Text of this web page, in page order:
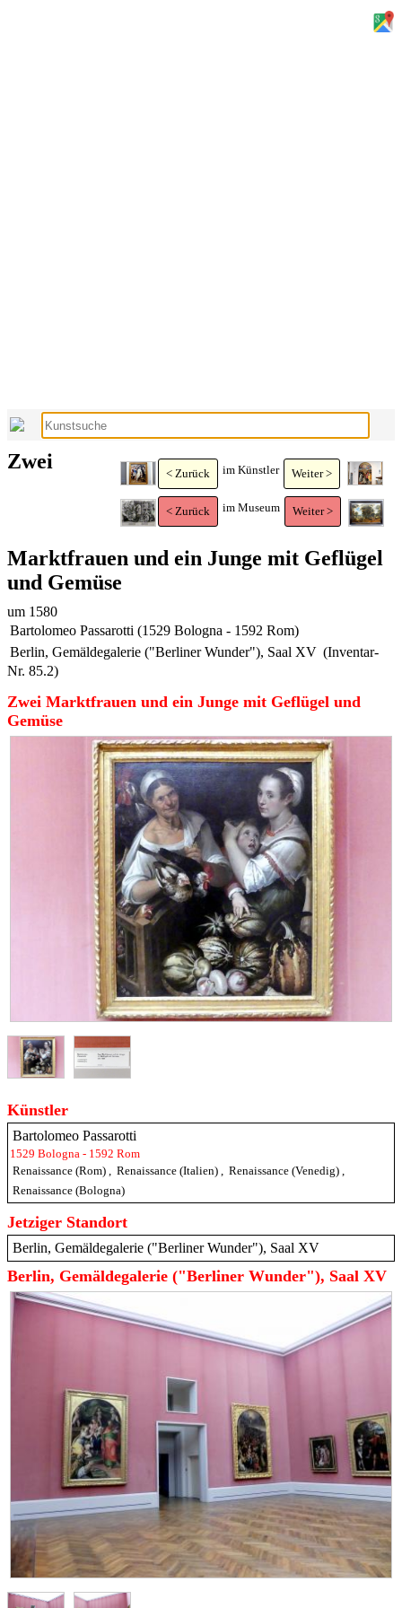
< Zurück im Künstler Weiter >
< Zurück im Museum Weiter >
Zwei
Marktfrauen und ein Junge mit Geflügel
und Gemüse
um 1580
Bartolomeo Passarotti (1529 Bologna - 1592 Rom)
Berlin, Gemäldegalerie ("Berliner Wunder"), Saal XV (Inventar-
Nr. 85.2)
Zwei Marktfrauen und ein Junge mit Geflügel und
Gemüse
Künstler
Bartolomeo Passarotti
1529 Bologna - 1592 Rom
Renaissance (Rom) , Renaissance (Italien) , Renaissance (Venedig) ,
Renaissance (Bologna)
Jetziger Standort
Berlin, Gemäldegalerie ("Berliner Wunder"), Saal XV
Berlin, Gemäldegalerie ("Berliner Wunder"), Saal XV